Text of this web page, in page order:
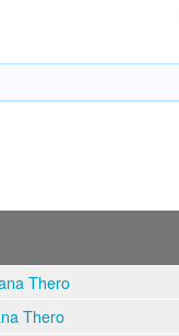
Thero
Thero